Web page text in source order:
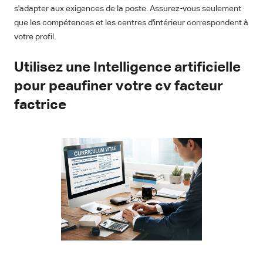
s'adapter aux exigences de la poste. Assurez-vous seulement
que les compétences et les centres d'intérieur correspondent à
votre profil.
Utilisez une Intelligence artificielle
pour peaufiner votre cv facteur
factrice